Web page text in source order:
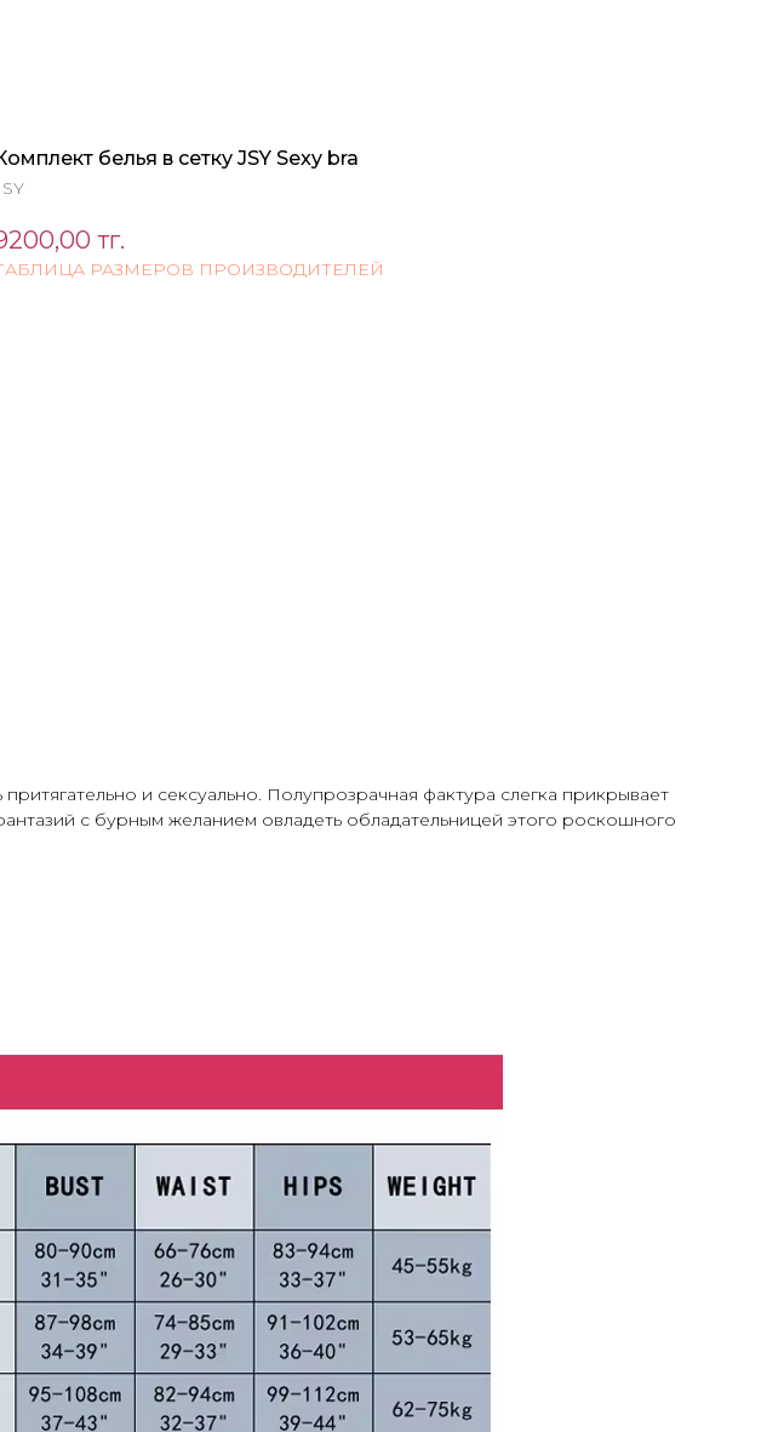
белья в сетку JSY Sexy bra
тг.
РАЗМЕРОВ ПРОИЗВОДИТЕЛЕЙ
и сексуально. Полупрозрачная фактура слегка прикрывает
с бурным желанием овладеть обладательницей этого роскошного